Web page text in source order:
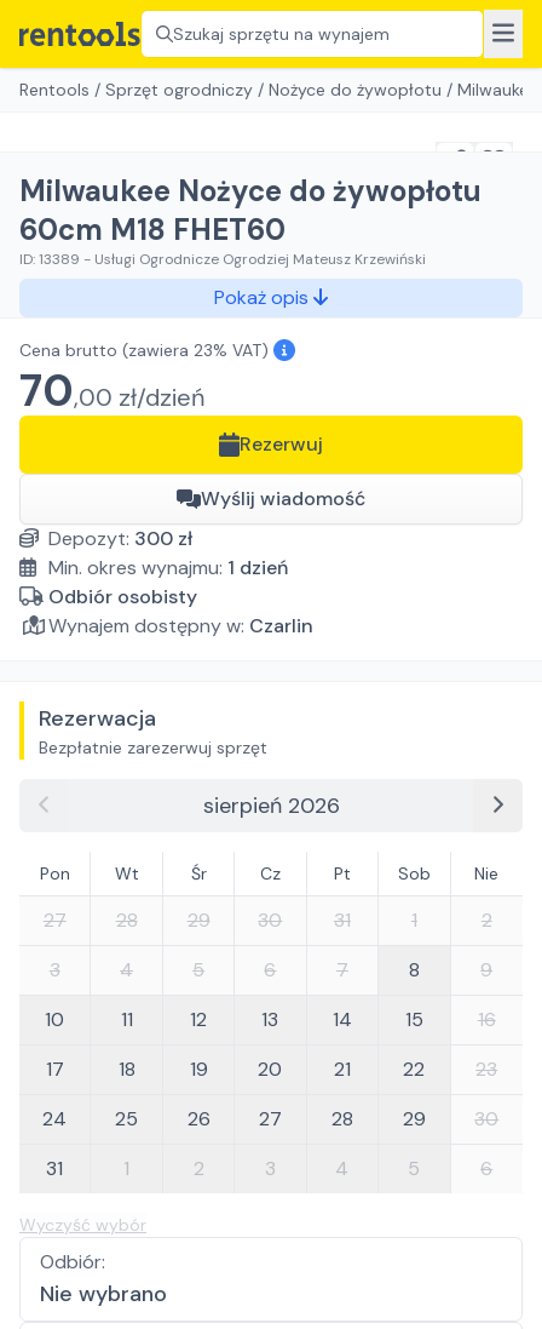
Szukaj sprzętu na wynajem
Rentools / Sprzęt ogrodniczy / Nożyce do żywopłotu /
Milwaukee Nożyce do żywopłotu
60cm M18 FHET60
ID:13389 - Usługi Ogrodnicze Ogrodziej Mateusz Krzewiński
Pokaż opis
Cena brutto (zawiera 23% VAT)
70,00 zł/dzień
Rezerwuj
Wyślij wiadomość
Depozyt: 300 zł
Min. okres wynajmu: 1 dzień
Odbiór osobisty
Wynajem dostępny w: Czarlin
Rezerwacja
Bezpłatnie zarezerwuj sprzęt
sierpień 2026
Pon Wt Śr Cz Pt Sob Nie
27 28 29 30 31 1
2
3
4 5 6 7 8
9
10
11 12 13 14 15
16
17
18 19 20 21 22
23
24
25 26 27 28 29
30
31
1 2 3 4 5 6
Wyczyść wybór
Odbiór:
Nie wybrano